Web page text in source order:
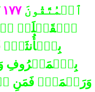
ٱلۡمُتَّقُونَ١٧٧
ٱلۡقَتۡلَىۖ
بِٱلۡأُنثَىٰۚ
بِٱلۡمَعۡرُوفِ
وَرَحۡمَةٞۗ فَمَنِ